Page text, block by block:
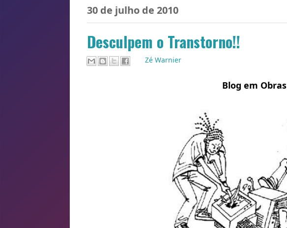
30 de julho de 2010
Desculpem o Transtorno!!
Zé Warnier
Blog em Obras